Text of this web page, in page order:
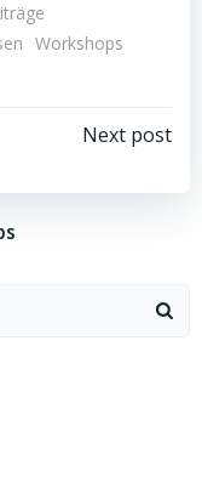
Workshops
Next post